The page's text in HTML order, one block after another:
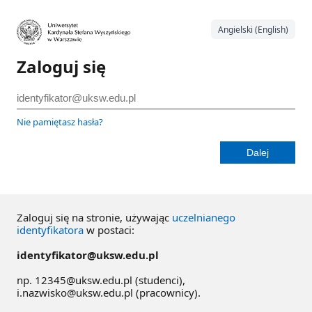
Angielski (English)
Zaloguj się
Nie pamiętasz hasła?
Zaloguj się na stronie, używając uczelnianego
identyfikatora w postaci:
identyfikator@uksw.edu.pl
np. 12345@uksw.edu.pl (studenci),
i.nazwisko@uksw.edu.pl (pracownicy).